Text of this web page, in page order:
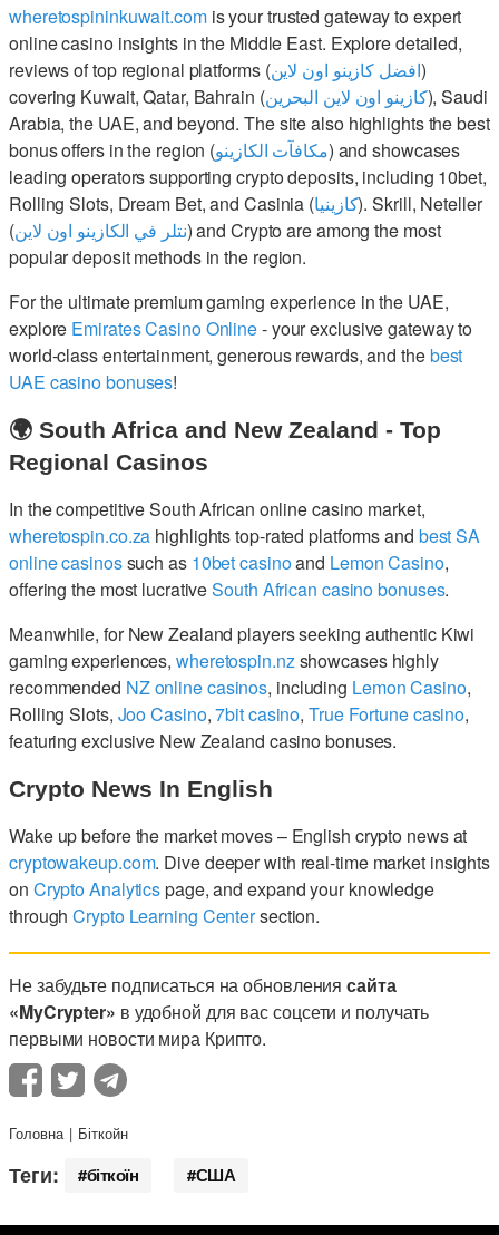
wheretospininkuwait.comis your trusted gateway to expert
online casino insights in the Middle East. Explore detailed,
reviews of top regional platforms (افضل كازينو اون لاين)
covering Kuwait, Qatar, Bahrain (كازينو اون لاين البحرين), Saudi
Arabia, the UAE, and beyond. The site also highlights the best
bonus offers in the region (مكافآت الكازينو) and showcases
leading operators supporting crypto deposits, including 10bet,
Rolling Slots, Dream Bet, and Casinia (كازينيا). Skrill, Neteller
(نتلر في الكازينو اون لاين) and Crypto are among the most
popular deposit methods in the region.
For the ultimate premium gaming experience in the UAE,
explore Emirates Casino Online- your exclusive gateway to
world-class entertainment, generous rewards, and thebest
UAE casino bonuses!
🌍 South Africa and New Zealand - Top
Regional Casinos
In the competitive South African online casino market,
wheretospin.co.za highlights top-rated platforms and best SA
online casinossuch as 10bet casinoand Lemon Casino,
offering the most lucrativeSouth African casino bonuses.
Meanwhile, for New Zealand players seeking authentic Kiwi
gaming experiences, wheretospin.nzshowcases highly
recommended NZ online casinos, including Lemon Casino,
Rolling Slots, Joo Casino,7bit casino,True Fortune casino,
featuring exclusive New Zealand casino bonuses.
Crypto News In English
Wake up before the market moves – English crypto news at
cryptowakeup.com. Dive deeper with real-time market insights
on Crypto Analyticspage, and expand your knowledge
throughCrypto Learning Centersection.
Не забудьте подписаться на обновлениясайта
«MyCrypter» в удобной для вас соцсети и получать
первыми новости мира Крипто.
Головна Біткойн
Теги: біткоїн США